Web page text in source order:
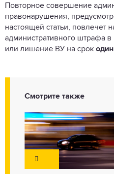
Повторное совершение
правонарушения,
настоящей статьи, повлечет
административного штрафа в
или лишение ВУ на срок
Смотрите также